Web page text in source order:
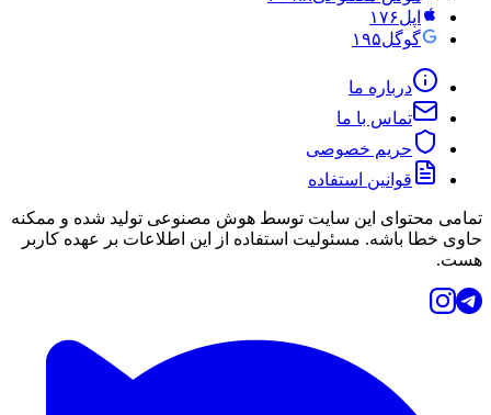
اپل۱۷۶
گوگل۱۹۵
درباره ما
تماس با ما
حریم خصوصی
قوانین استفاده
تمامی محتوای این سایت توسط هوش مصنوعی تولید شده و ممکنه
حاوی خطا باشه. مسئولیت استفاده از این اطلاعات بر عهده کاربر
هست.